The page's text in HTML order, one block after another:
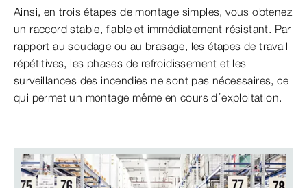
Ainsi, en trois étapes de montage simples, vous obtenez
un raccord stable, fiable et immédiatement résistant. Par
rapport au soudage ou au brasage, les étapes de travail
répétitives, les phases de refroidissement et les
surveillances des incendies ne sont pas nécessaires, ce
qui permet un montage même en cours d’exploitation.